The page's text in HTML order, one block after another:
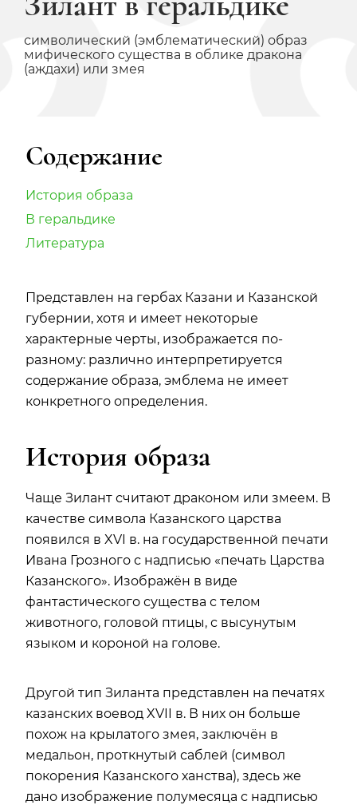
символический (эмблематический) образ
мифического существа в облике дракона
(аждахи) или змея
Содержание
История образа
В геральдике
Литература
Представлен на гербах Казани и Казанской
губернии, хотя и имеет некоторые
характерные черты, изображается по-
разному: различно интерпретируется
содержание образа, эмблема не имеет
конкретного определения.
История образа
Чаще Зилант считают драконом или змеем. В
качестве символа Казанского царства
появился в XVI в. на государственной печати
Ивана Грозного с надписью «печать Царства
Казанского». Изображён в виде
фантастического существа с телом
животного, головой птицы, с высунутым
языком и короной на голове.
Другой тип Зиланта представлен на печатях
казанских воевод XVII в. В них он больше
похож на крылатого змея, заключён в
медальон, проткнутый саблей (символ
покорения Казанского ханства), здесь же
дано изображение полумесяца с надписью